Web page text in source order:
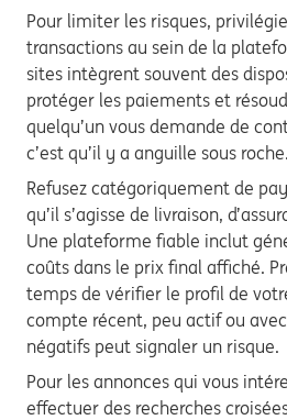
Pour limiter les risques,
transactions au sein de la
sites intègrent souvent des
protéger les paiements et
quelqu’un vous demande de
c’est qu’il y a anguille sous roche.
Refusez catégoriquement de
qu’il s’agisse de livraison,
Une plateforme fiable inclut
coûts dans le prix final affiché.
temps de vérifier le profil de
compte récent, peu actif ou
négatifs peut signaler un risque.
Pour les annonces qui vous
effectuer des recherches